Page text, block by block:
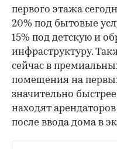
первого этажа
20% под бытовые
15% под детскую и
инфраструктуру.
сейчас в
помещения на
значительно
находят
после ввода дома в